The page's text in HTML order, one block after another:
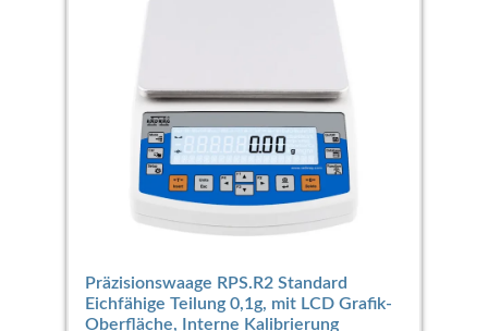
Präzisionswaage RPS.R2 Standard
Eichfähige Teilung 0,1g, mit LCD Grafik-
Oberfläche, Interne Kalibrierung